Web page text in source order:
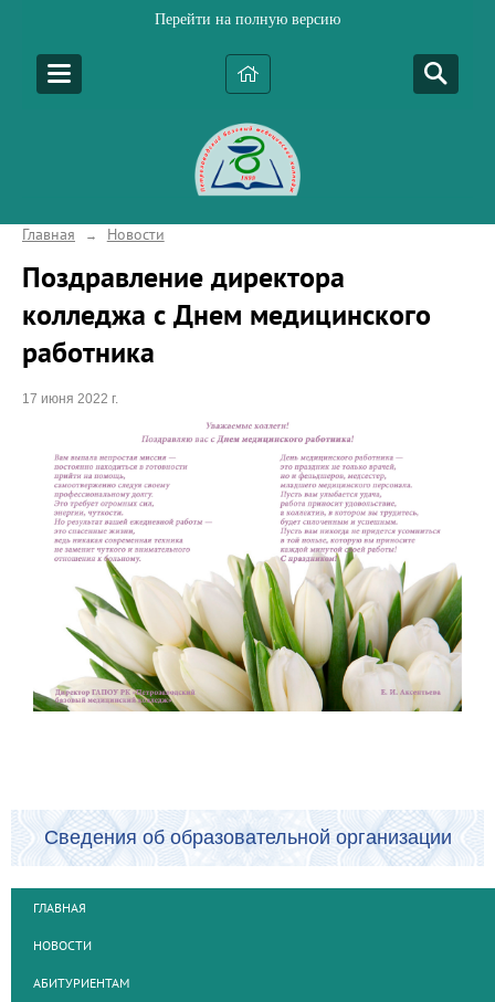
Перейти на полную версию
Главная → Новости
Поздравление директора
колледжа с Днем медицинского
работника
17 июня 2022 г.
Сведения об образовательной организации
ГЛАВНАЯ
НОВОСТИ
АБИТУРИЕНТАМ